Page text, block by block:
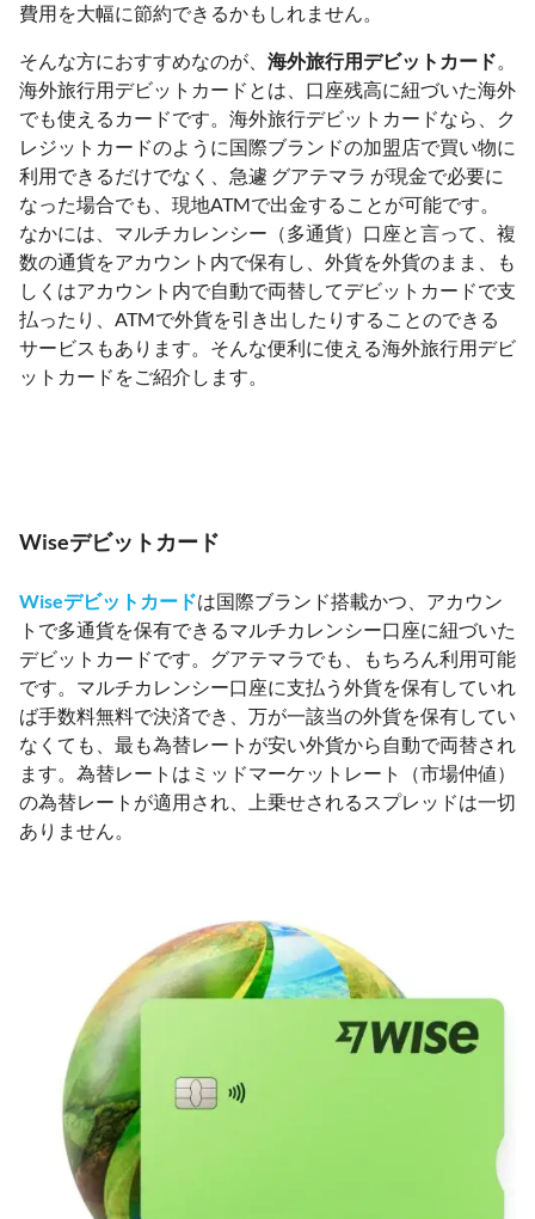
費用を大幅に節約できるかもしれません。
そんな方におすすめなのが、 海外旅行用デビットカード。
海外旅行用デビットカードとは、口座残高に紐づいた海外
でも使えるカードです。海外旅行デビットカードなら、ク
レジットカードのように国際ブランドの加盟店で買い物に
利用できるだけでなく、急遽 グアテマラ が現金で必要に
なった場合でも、現地ATMで出金することが可能です。
なかには、マルチカレンシー（多通貨）口座と言って、複
数の通貨をアカウント内で保有し、外貨を外貨のまま、も
しくはアカウント内で自動で両替してデビットカードで支
払ったり、ATMで外貨を引き出したりすることのできる
サービスもあります。そんな便利に使える海外旅行用デビ
ットカードをご紹介します。
Wiseデビットカード
Wiseデビットカードは国際ブランド搭載かつ、アカウン
トで多通貨を保有できるマルチカレンシー口座に紐づいた
デビットカードです。グアテマラでも、もちろん利用可能
です。マルチカレンシー口座に支払う外貨を保有していれ
ば手数料無料で決済でき、万が一該当の外貨を保有してい
なくても、最も為替レートが安い外貨から自動で両替され
ます。為替レートはミッドマーケットレート（市場仲値）
の為替レートが適用され、上乗せされるスプレッドは一切
ありません。